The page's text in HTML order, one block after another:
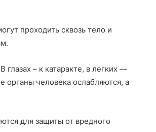
проходить сквозь тело и
– к катаракте, в легких —
органы человека ослабляются, а
для защиты от вредного